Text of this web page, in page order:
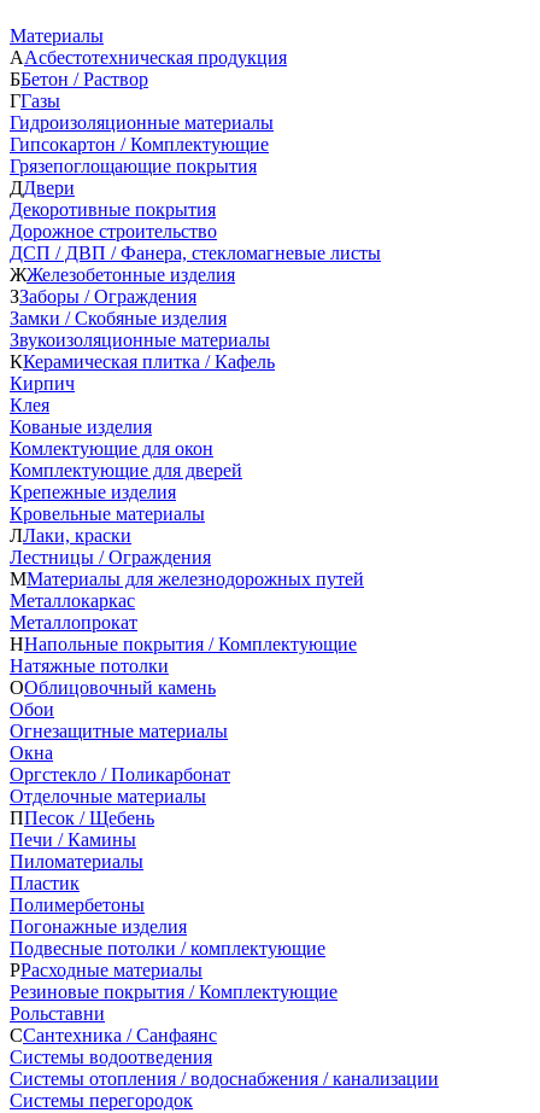
Материалы
ААсбестотехническая продукция
ББетон / Раствор
ГГазы
Гидроизоляционные материалы
Гипсокартон / Комплектующие
Грязепоглощающие покрытия
ДДвери
Декоротивные покрытия
Дорожное строительство
ДСП / ДВП / Фанера, стекломагневые листы
ЖЖелезобетонные изделия
ЗЗаборы / Ограждения
Замки / Скобяные изделия
Звукоизоляционные материалы
ККерамическая плитка / Кафель
Кирпич
Клея
Кованые изделия
Комлектующие для окон
Комплектующие для дверей
Крепежные изделия
Кровельные материалы
ЛЛаки, краски
Лестницы / Ограждения
ММатериалы для железнодорожных путей
Металлокаркас
Металлопрокат
ННапольные покрытия / Комплектующие
Натяжные потолки
ООблицовочный камень
Обои
Огнезащитные материалы
Окна
Оргстекло / Поликарбонат
Отделочные материалы
ППесок / Щебень
Печи / Камины
Пиломатериалы
Пластик
Полимербетоны
Погонажные изделия
Подвесные потолки / комплектующие
РРасходные материалы
Резиновые покрытия / Комплектующие
Рольставни
ССантехника / Санфаянс
Системы водоотведения
Системы отопления / водоснабжения / канализации
Системы перегородок